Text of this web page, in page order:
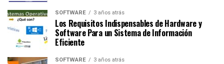
SOFTWARE 3 años atrás
Los Requisitos Indispensables de Hardware y
Software Para un Sistema de Información
Eficiente
SOFTWARE 3 años atrás